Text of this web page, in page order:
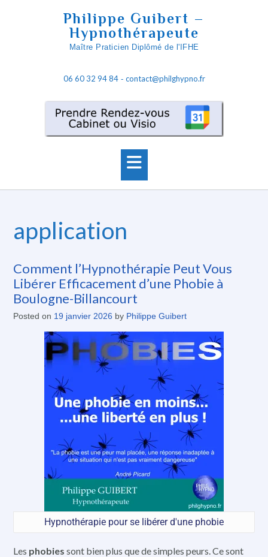
Philippe Guibert –
Hypnothérapeute
Maître Praticien Diplômé de l'IFHE
06 60 32 94 84- contact@philghypno.fr
application
Comment l’Hypnothérapie Peut Vous
Libérer Efficacement d’une Phobie à
Boulogne-Billancourt
Posted on 19 janvier 2026 by Philippe Guibert
Hypnothérapie pour se libérer d'une phobie
Les phobies sont bien plus que de simples peurs. Ce sont